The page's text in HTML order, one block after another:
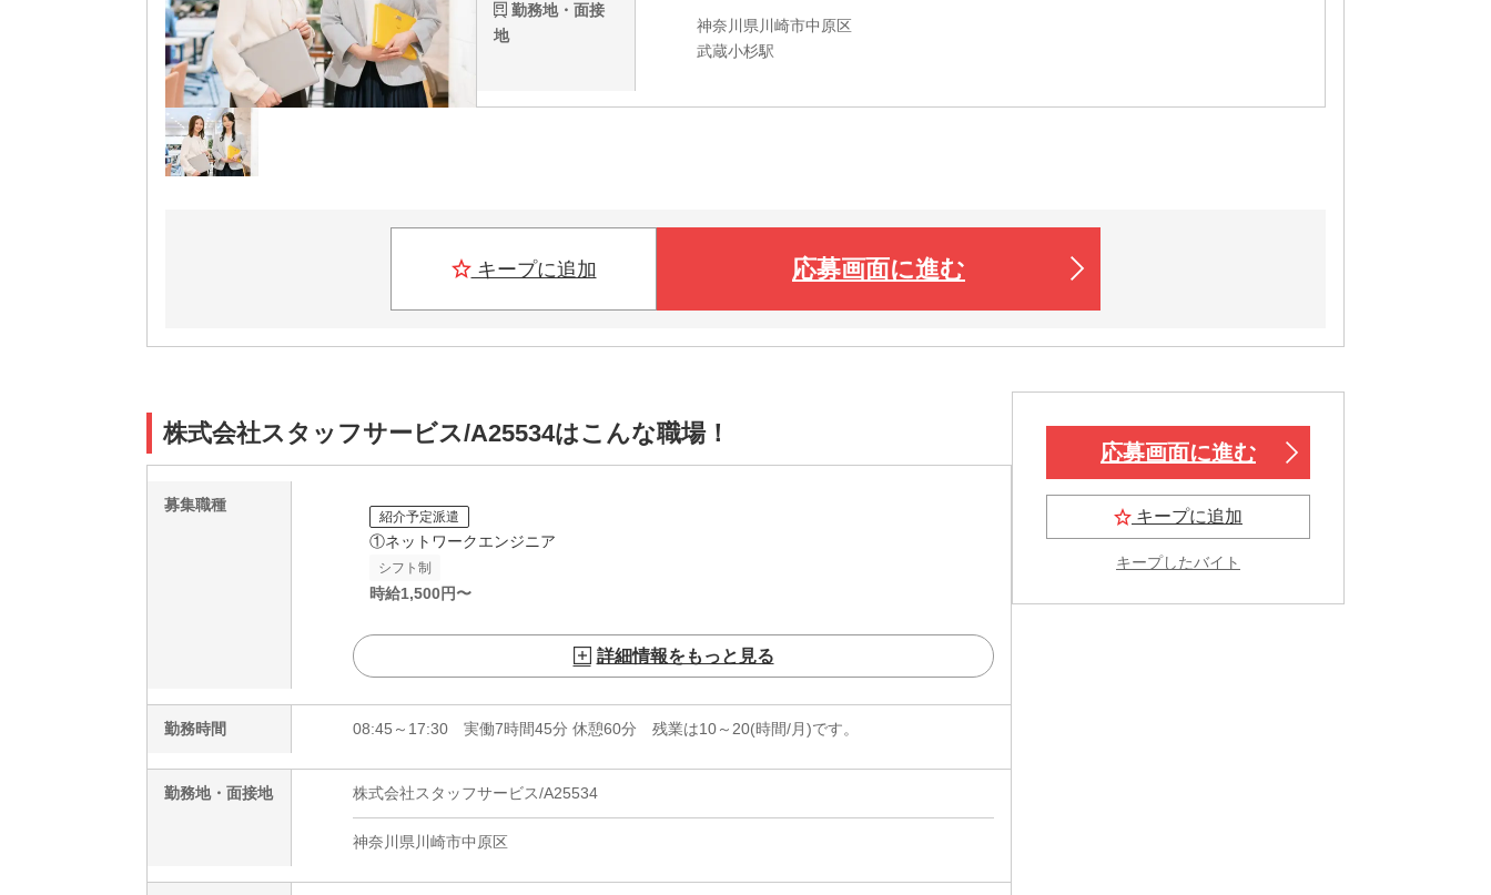
勤務地・面接
地
神奈川県川崎市中原区
武蔵小杉駅
キープに追加 応募画面に進む
株式会社スタッフサービス/A25534はこんな職場！
募集職種
紹介予定派遣
①ネットワークエンジニア
シフト制
時給1,500円〜
詳細情報をもっと見る
勤務時間 08:45～17:30 実働7時間45分 休憩60分 残業は10～20(時間/月)です。
勤務地・面接地 株式会社スタッフサービス/A25534
神奈川県川崎市中原区
応募画面に進む
キープに追加
キープしたバイト